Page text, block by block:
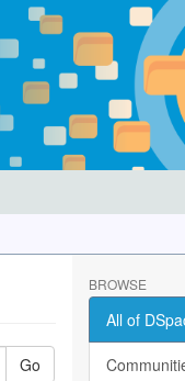
Go
BROWSE
All of